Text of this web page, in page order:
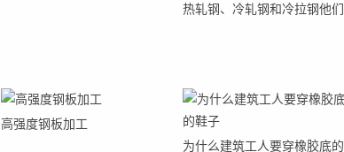
热轧钢、冷轧钢和冷拉钢他们
高强度钢板加工
为什么建筑工人要穿橡胶底的